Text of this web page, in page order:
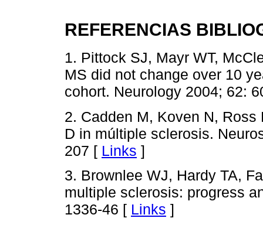
REFERENCIAS
1. Pittock SJ, Mayr WT,
MS did not change over 10
cohort. Neurology 2004; 62:
2. Cadden M, Koven N,
D in múltiple sclerosis.
207 [ Links ]
3. Brownlee WJ, Hardy TA,
multiple sclerosis: progress
1336-46 [ Links ]